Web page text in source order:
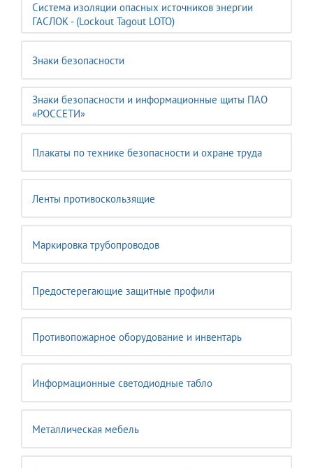
Система изоляции опасных источников энергии
ГАСЛОК - (Lockout Tagout LOTO)
Знаки безопасности
Знаки безопасности и информационные щиты ПАО
«РОССЕТИ»
Плакаты по технике безопасности и охране труда
Ленты противоскользящие
Маркировка трубопроводов
Предостерегающие защитные профили
Противопожарное оборудование и инвентарь
Информационные светодиодные табло
Металлическая мебель